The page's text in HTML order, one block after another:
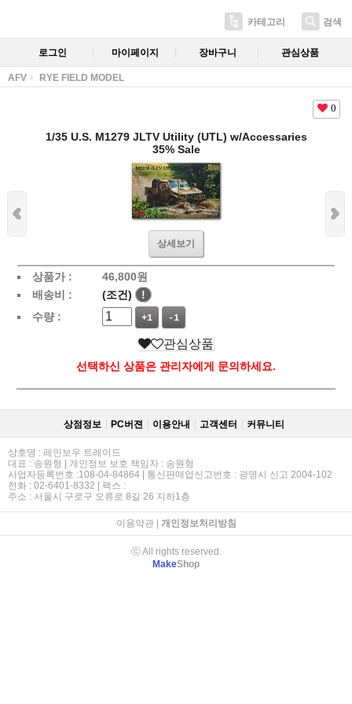
카테고리 검색
로그인 마이페이지 장바구니 관심상품
AFV RYE FIELD MODEL
0
1/35 U.S. M1279 JLTV Utility (UTL) w/Accessaries
35% Sale
상세보기
상품가 : 46,800원
배송비 :
(조건)
!
수량 :
+1 -1
관심상품
선택하신 상품은 관리자에게 문의하세요.
상점정보 PC버젼 이용안내 고객센터 커뮤니티
상호명 : 레인보우 트레이드
대표 : 송원형 | 개인정보 보호 책임자 : 송원형
사업자등록번호 :108-04-84864 | 통신판매업신고번호 : 광명시 신고 2004-102
전화 : 02-6401-8332 | 팩스 :
주소 : 서울시 구로구 오류로 8길 26 지하1층
이용약관| 개인정보처리방침
ⓒ All rights reserved.
MakeShop